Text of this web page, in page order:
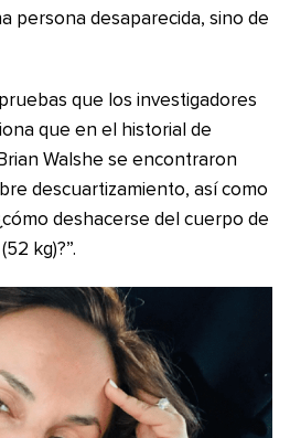
persona desaparecida, sino de
que los investigadores
que en el historial de
Walshe se encontraron
descuartizamiento, así como
deshacerse del cuerpo de
kg)?”.